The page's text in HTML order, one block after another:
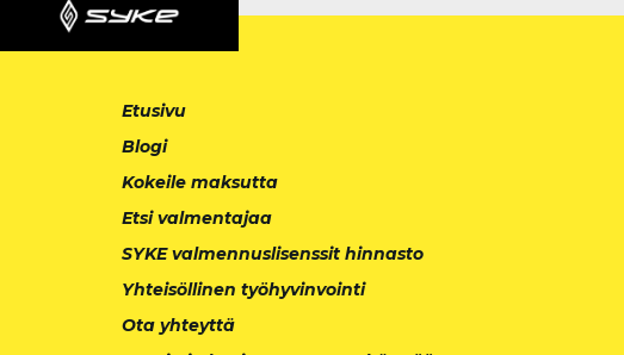
Etusivu
Blogi
Kokeile maksutta
Etsi valmentajaa
SYKE valmennuslisenssit hinnasto
Yhteisöllinen työhyvinvointi
Ota yhteyttä